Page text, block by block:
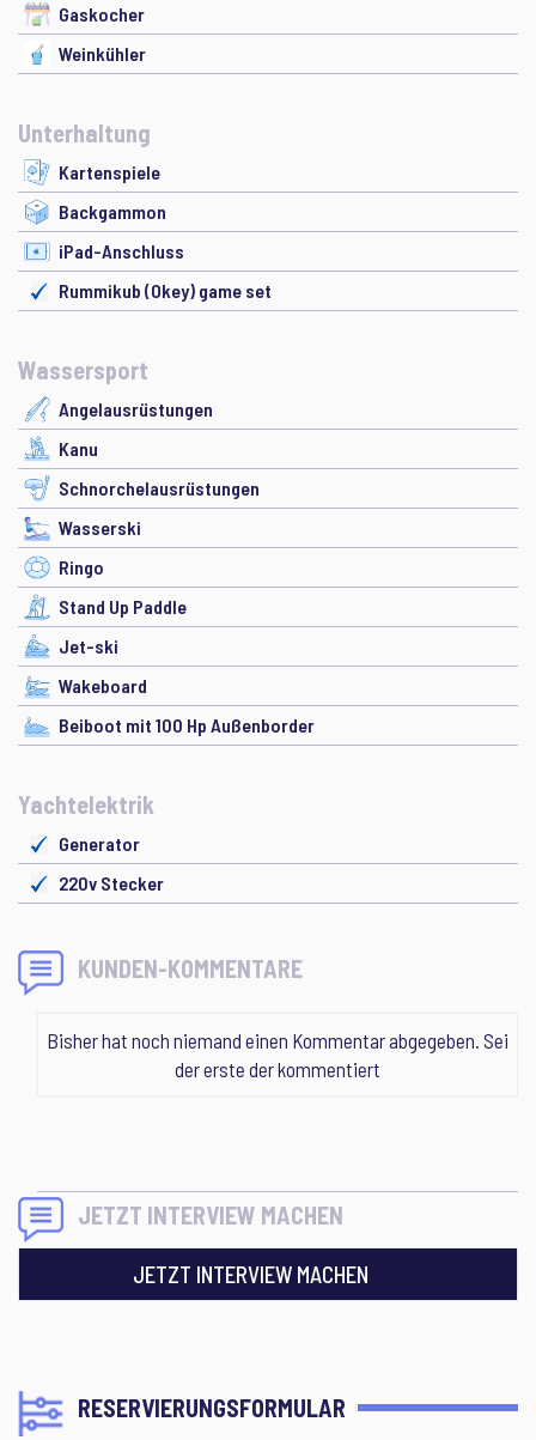
Gaskocher
Weinkühler
Unterhaltung
Kartenspiele
Backgammon
iPad-Anschluss
Rummikub (Okey) game set
Wassersport
Angelausrüstungen
Kanu
Schnorchelausrüstungen
Wasserski
Ringo
Stand Up Paddle
Jet-ski
Wakeboard
Beiboot mit 100 Hp Außenborder
Yachtelektrik
Generator
220v Stecker
KUNDEN-KOMMENTARE
Bisher hat noch niemand einen Kommentar abgegeben. Sei
der erste der kommentiert
JETZT INTERVIEW MACHEN
JETZT INTERVIEW MACHEN
RESERVIERUNGSFORMULAR